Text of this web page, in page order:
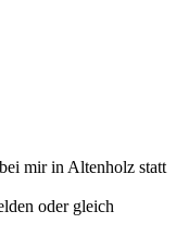
mir in Altenholz statt
oder gleich